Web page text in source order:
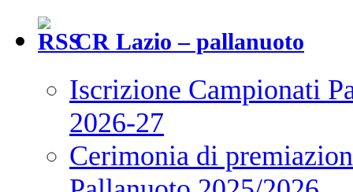
CR Lazio – pallanuoto
Iscrizione Campionati
2026-27
Cerimonia di